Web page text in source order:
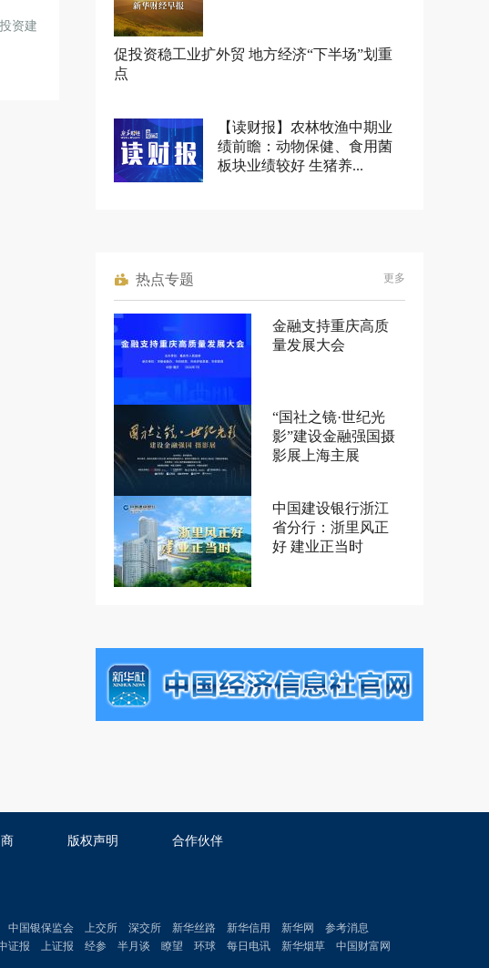
资建
促投资稳工业扩外贸 地方经济“下半场”划重
点
【读财报】农林牧渔中期业
绩前瞻：动物保健、食用菌
板块业绩较好 生猪养...
热点专题 更多
金融支持重庆高质
量发展大会
“国社之镜·世纪光
影”建设金融强国摄
影展上海主展
中国建设银行浙江
省分行：浙里风正
好 建业正当时
版权声明 合作伙伴
中国银保监会 上交所 深交所 新华丝路 新华信用 新华网
参考消息
证报 上证报 经参 半月谈 瞭望 环球 每日电讯 新华烟草
中国财富网